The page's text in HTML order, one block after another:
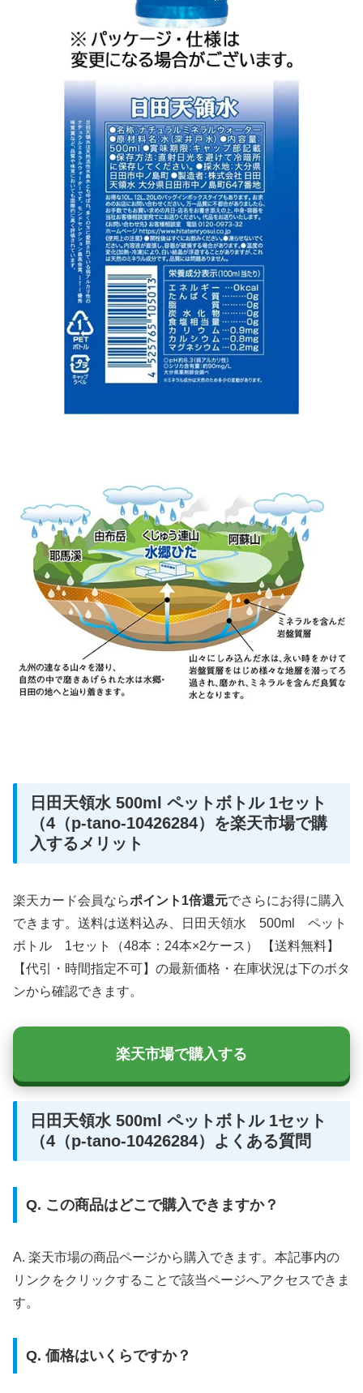
日田天領水 500ml ペットボトル 1セット
（4（p-tano-10426284）を楽天市場で購
入するメリット
楽天カード会員ならポイント1倍還元でさらにお得に購入
できます。送料は送料込み、日田天領水 500ml ペット
ボトル 1セット（48本：24本×2ケース） 【送料無料】
【代引・時間指定不可】の最新価格・在庫状況は下のボタ
ンから確認できます。
楽天市場で購入する
日田天領水 500ml ペットボトル 1セット
（4（p-tano-10426284）よくある質問
Q. この商品はどこで購入できますか？
A. 楽天市場の商品ページから購入できます。本記事内の
リンクをクリックすることで該当ページへアクセスできま
す。
Q. 価格はいくらですか？